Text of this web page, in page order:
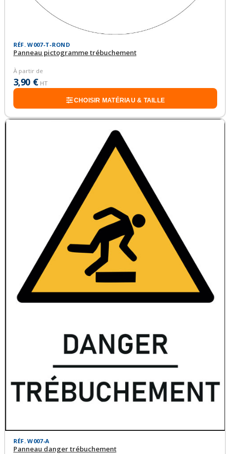
RÉF. W007-T-ROND
Panneau pictogramme trébuchement
À partir de
3,90 € HT
CHOISIR MATÉRIAU & TAILLE
RÉF. W007-A
Panneau danger trébuchement